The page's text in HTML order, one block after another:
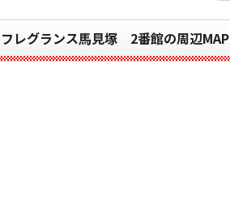
フレグランス馬見塚 2番館の周辺MAP